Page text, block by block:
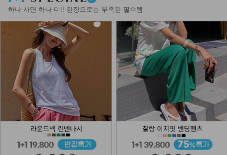
하나 사면 하나 더!! 한장으로는 부족한 필수템